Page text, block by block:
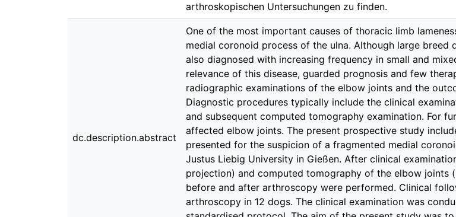
arthroskopischen Untersuchungen zu finden.
dc.description.abstract
One of the most important causes of thoracic limb
medial coronoid process of the ulna. Although large
also diagnosed with increasing frequency in small and
relevance of this disease, guarded prognosis and few
radiographic examinations of the elbow joints and the
Diagnostic procedures typically include the clinical
and subsequent computed tomography examination. For
affected elbow joints. The present prospective study
presented for the suspicion of a fragmented medial
Justus Liebig University in Gießen. After clinical
projection) and computed tomography of the elbow joints
before and after arthroscopy were performed. Clinical
arthroscopy in 12 dogs. The clinical examination was